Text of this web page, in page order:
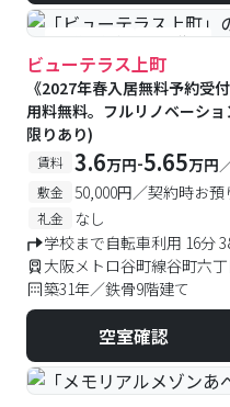
#予約受付中 #空室待ち
ビューテラス上町
《2027年春入居無料予約受
用料無料。フルリノベーシ
限りあり)
賃料 3.6万円-5.65万円
敷金 50,000円／契約時お預
礼金
なし
学校まで自転車利用 16分
大阪メトロ谷町線谷町六
築31年／鉄骨9階建て
空室確認